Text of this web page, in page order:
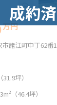
成約済
万円
諸江町中丁62番1
坪）
（46.4坪）